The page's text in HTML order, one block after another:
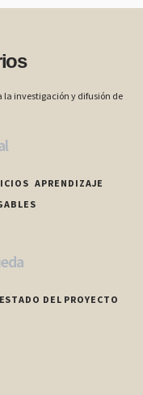
la investigación y difusión de
APRENDIZAJE
ESTADO DEL PROYECTO